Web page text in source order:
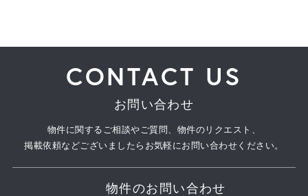
CONTACT US
お問い合わせ
物件に関するご相談やご質問、物件のリクエスト、
掲載依頼などございましたらお気軽にお問い合わせください。
物件のお問い合わせ